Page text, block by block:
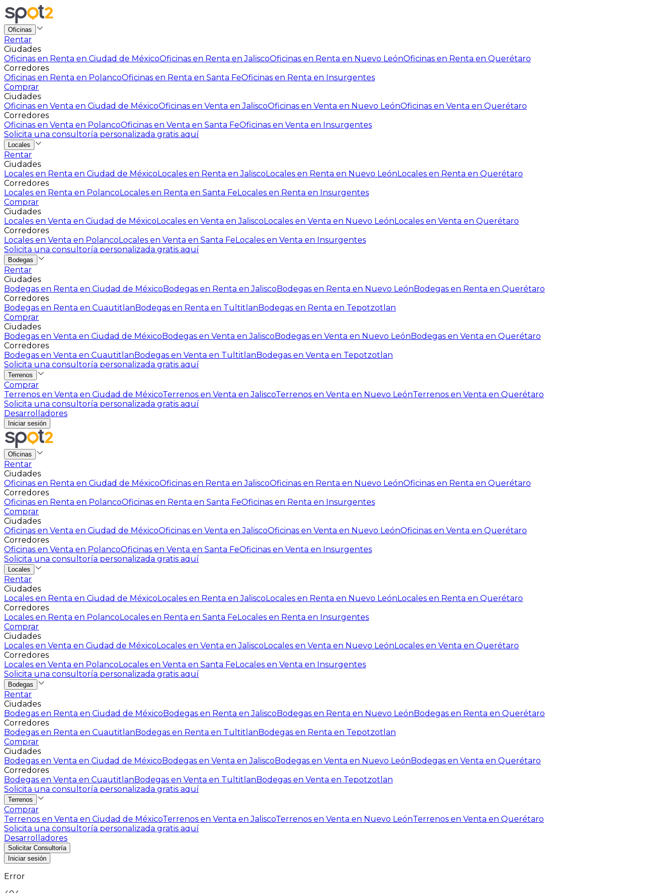
Oficinas
Rentar
Ciudades
Oficinas en Renta en Ciudad de MéxicoOficinas en Renta en JaliscoOficinas en Renta en Nuevo LeónOficinas en Renta en Querétaro
Corredores
Oficinas en Renta en PolancoOficinas en Renta en Santa FeOficinas en Renta en Insurgentes
Comprar
Ciudades
Oficinas en Venta en Ciudad de MéxicoOficinas en Venta en JaliscoOficinas en Venta en Nuevo LeónOficinas en Venta en Querétaro
Corredores
Oficinas en Venta en PolancoOficinas en Venta en Santa FeOficinas en Venta en Insurgentes
Solicita una consultoría personalizada gratis aquí
Locales
Rentar
Ciudades
Locales en Renta en Ciudad de MéxicoLocales en Renta en JaliscoLocales en Renta en Nuevo LeónLocales en Renta en Querétaro
Corredores
Locales en Renta en PolancoLocales en Renta en Santa FeLocales en Renta en Insurgentes
Comprar
Ciudades
Locales en Venta en Ciudad de MéxicoLocales en Venta en JaliscoLocales en Venta en Nuevo LeónLocales en Venta en Querétaro
Corredores
Locales en Venta en PolancoLocales en Venta en Santa FeLocales en Venta en Insurgentes
Solicita una consultoría personalizada gratis aquí
Bodegas
Rentar
Ciudades
Bodegas en Renta en Ciudad de MéxicoBodegas en Renta en JaliscoBodegas en Renta en Nuevo LeónBodegas en Renta en Querétaro
Corredores
Bodegas en Renta en CuautitlanBodegas en Renta en TultitlanBodegas en Renta en Tepotzotlan
Comprar
Ciudades
Bodegas en Venta en Ciudad de MéxicoBodegas en Venta en JaliscoBodegas en Venta en Nuevo LeónBodegas en Venta en Querétaro
Corredores
Bodegas en Venta en CuautitlanBodegas en Venta en TultitlanBodegas en Venta en Tepotzotlan
Solicita una consultoría personalizada gratis aquí
Terrenos
Comprar
Terrenos en Venta en Ciudad de MéxicoTerrenos en Venta en JaliscoTerrenos en Venta en Nuevo LeónTerrenos en Venta en Querétaro
Solicita una consultoría personalizada gratis aquí
Desarrolladores
Iniciar sesión
Oficinas
Rentar
Ciudades
Oficinas en Renta en Ciudad de MéxicoOficinas en Renta en JaliscoOficinas en Renta en Nuevo LeónOficinas en Renta en Querétaro
Corredores
Oficinas en Renta en PolancoOficinas en Renta en Santa FeOficinas en Renta en Insurgentes
Comprar
Ciudades
Oficinas en Venta en Ciudad de MéxicoOficinas en Venta en JaliscoOficinas en Venta en Nuevo LeónOficinas en Venta en Querétaro
Corredores
Oficinas en Venta en PolancoOficinas en Venta en Santa FeOficinas en Venta en Insurgentes
Solicita una consultoría personalizada gratis aquí
Locales
Rentar
Ciudades
Locales en Renta en Ciudad de MéxicoLocales en Renta en JaliscoLocales en Renta en Nuevo LeónLocales en Renta en Querétaro
Corredores
Locales en Renta en PolancoLocales en Renta en Santa FeLocales en Renta en Insurgentes
Comprar
Ciudades
Locales en Venta en Ciudad de MéxicoLocales en Venta en JaliscoLocales en Venta en Nuevo LeónLocales en Venta en Querétaro
Corredores
Locales en Venta en PolancoLocales en Venta en Santa FeLocales en Venta en Insurgentes
Solicita una consultoría personalizada gratis aquí
Bodegas
Rentar
Ciudades
Bodegas en Renta en Ciudad de MéxicoBodegas en Renta en JaliscoBodegas en Renta en Nuevo LeónBodegas en Renta en Querétaro
Corredores
Bodegas en Renta en CuautitlanBodegas en Renta en TultitlanBodegas en Renta en Tepotzotlan
Comprar
Ciudades
Bodegas en Venta en Ciudad de MéxicoBodegas en Venta en JaliscoBodegas en Venta en Nuevo LeónBodegas en Venta en Querétaro
Corredores
Bodegas en Venta en CuautitlanBodegas en Venta en TultitlanBodegas en Venta en Tepotzotlan
Solicita una consultoría personalizada gratis aquí
Terrenos
Comprar
Terrenos en Venta en Ciudad de MéxicoTerrenos en Venta en JaliscoTerrenos en Venta en Nuevo LeónTerrenos en Venta en Querétaro
Solicita una consultoría personalizada gratis aquí
Desarrolladores
Solicitar Consultoría
Iniciar sesión
Error